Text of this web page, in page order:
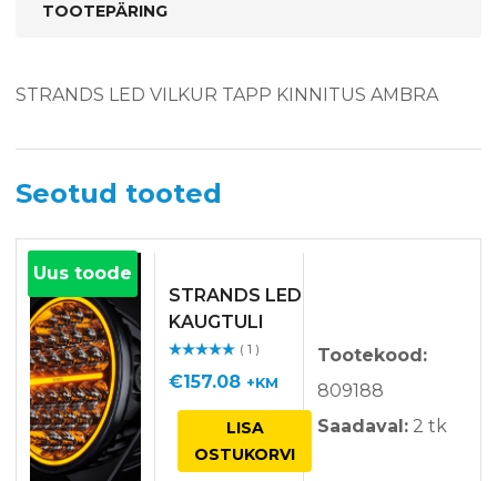
TOOTEPÄRING
STRANDS LED VILKUR TAPP KINNITUS AMBRA
Seotud tooted
Uus toode
STRANDS LED
KAUGTULI
SIBERIA NR 9
MUST
ga/ 5
( 1 )
€157.08 +KM
LISA
OSTUKORVI
Tootekood:
809188
Saadaval: 2 tk